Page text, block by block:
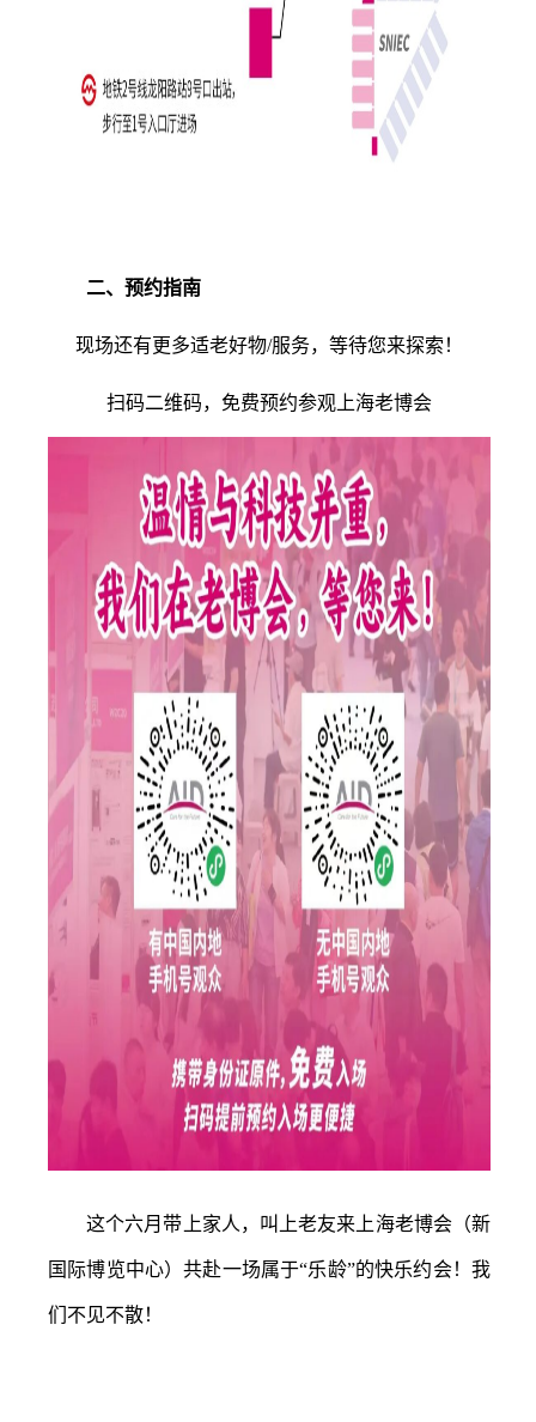
二、 预约指南
现场还有更多适老好物/服务，等待您来探索！
扫码二维码，免费预约参观上海老博会
这个六月带上家人，叫上老友来上海老博会（新
国际博览中心）共赴一场属于“乐龄”的快乐约会！我
们不见不散！